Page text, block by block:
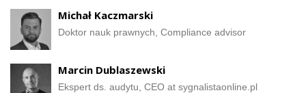
Michał Kaczmarski
Doktor nauk prawnych, Compliance advisor
Marcin Dublaszewski
Ekspert ds. audytu, CEO at sygnalistaonline.pl